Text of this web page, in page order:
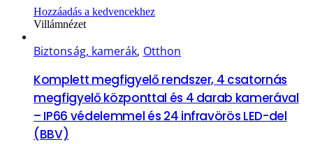
Hozzáadás a kedvencekhez
Villámnézet
Biztonság, kamerák, Otthon
Komplett megfigyelő rendszer, 4 csatornás
megfigyelő központtal és 4 darab kamerával
– IP66 védelemmel és 24 infravörös LED-del
(BBV)